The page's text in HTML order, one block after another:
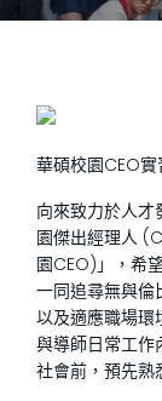
華碩校園CEO實
向來致力於人
園傑出經理人
園CEO)」，希
一同追尋無與倫
以及適應職場環
與導師日常工作
社會前，預先熟